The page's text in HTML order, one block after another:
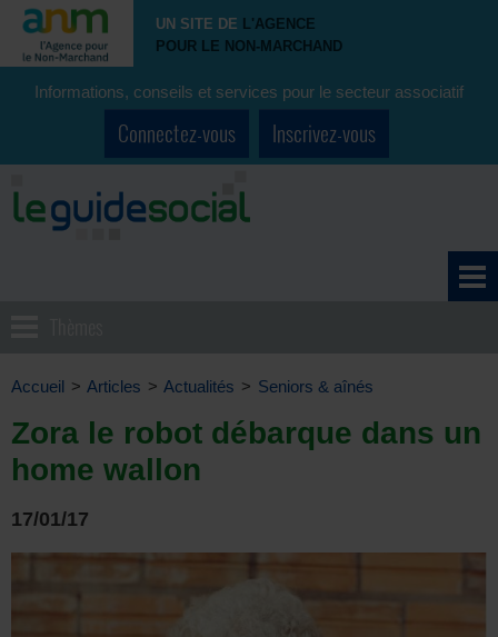
UN SITE DE L'AGENCE
POUR LE NON-MARCHAND
Informations, conseils et services pour le secteur associatif
Connectez-vous Inscrivez-vous
Accueil > Articles > Actualités > Seniors & aînés
Zora le robot débarque dans un
home wallon
17/01/17